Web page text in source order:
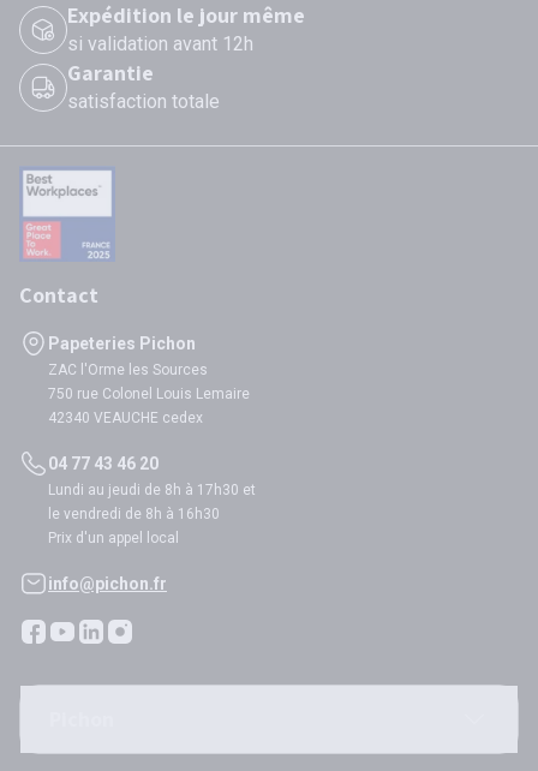
Expédition le jour même
si validation avant 12h
Garantie
satisfaction totale
Contact
Papeteries Pichon
ZAC l'Orme les Sources
750 rue Colonel Louis Lemaire
42340 VEAUCHE cedex
04 77 43 46 20
Lundi au jeudi de 8h à 17h30 et
le vendredi de 8h à 16h30
Prix d'un appel local
info@pichon.fr